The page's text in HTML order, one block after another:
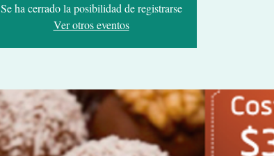
Se ha cerrado la posibilidad de registrarse
Ver otros eventos